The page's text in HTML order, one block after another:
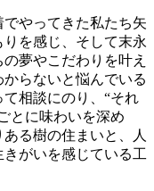
やってきた私たち矢
を感じ、そして末永
夢やこだわりを叶え
らないと悩んでいる
相談にのり、“それ
とに味わいを深め
る樹の住まいと、人
がいを感じている工